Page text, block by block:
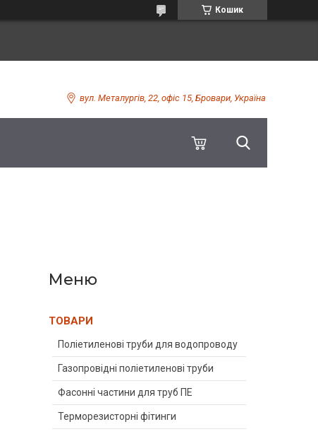
Кошик
вул. Металургів, 22, офіс 15, Бровари, Україна
ТОВАРИ
Поліетиленові труби для водопроводу
Газопровідні поліетиленові труби
Фасонні частини для труб ПЕ
Терморезисторні фітинги